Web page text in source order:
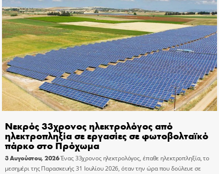
Νεκρός 33χρονος ηλεκτρολόγος από
ηλεκτροπληξία σε εργασίες σε φωτοβολταϊκό
πάρκο στο Πρόχωμα
3 Αυγούστου, 2026Ένας 33χρονος ηλεκτρολόγος, έπαθε ηλεκτροπληξία, το
μεσημέρι της Παρασκευής 31 Ιουλίου 2026, όταν την ώρα που δούλευε σε